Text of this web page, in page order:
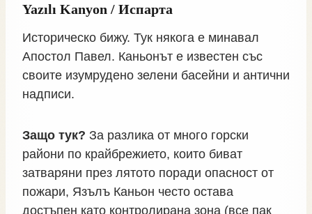
Yazılı Kanyon / Испарта
Историческо бижу. Тук някога е минавал
Апостол Павел. Каньонът е известен със
своите изумрудено зелени басейни и антични
надписи.
Защо тук? За разлика от много горски
райони по крайбрежието, които биват
затваряни през лятото поради опасност от
пожари, Язълъ Каньон често остава
достъпен като контролирана зона (все пак